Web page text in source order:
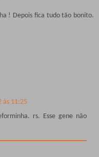
! Depois fica tudo tão bonito.
às 11:25
rs. Esse gene não